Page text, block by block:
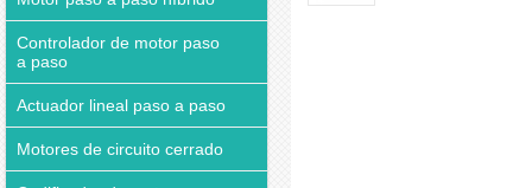
Controlador de motor paso
a paso
Actuador lineal paso a paso
Motores de circuito cerrado